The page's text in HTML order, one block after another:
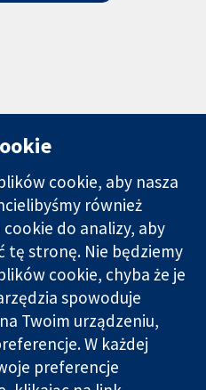
Kontakt
Nowości
Biuro
prasowe
O nas
Praca
Cochrane
Library
cookie, aby nasza
również
do analizy, aby
tę stronę. Nie będziemy
cookie, chyba że je
spowoduje
Twoim urządzeniu,
W każdej
preferencje